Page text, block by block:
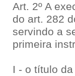
Art. 2º A
do art. 282
servindo a
primeira
I - o título